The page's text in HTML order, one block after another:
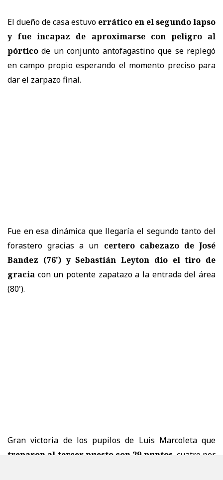
El dueño de casa estuvo errático en el segundo lapso
y fue incapaz de aproximarse con peligro al
pórtico de un conjunto antofagastino que se replegó
en campo propio esperando el momento preciso para
dar el zarpazo final.
Fue en esa dinámica que llegaría el segundo tanto del
forastero gracias a un certero cabezazo de José
Bandez (76') y Sebastián Leyton dio el tiro de
gracia con un potente zapatazo a la entrada del área
(80').
Gran victoria de los pupilos de Luis Marcoleta que
treparon al tercer puesto con 29 puntos , cuatro por